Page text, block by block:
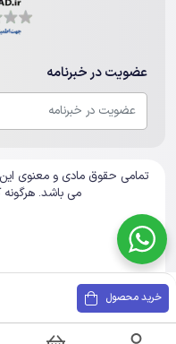
عضویت در خبرنامه
تمامی حقوق مادی و معنوی
می باشد. هرگونه
خرید محصول